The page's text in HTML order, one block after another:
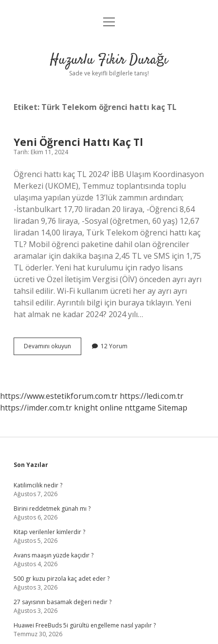
Anasayfa
Yasal Uyarı
menüyü
Huzurlu Fikir Durağı
Sade ve keyifli bilgilerle tanış!
Etiket: Türk Telekom öğrenci hattı kaç TL
Yeni Öğrenci Hattı Kaç Tl
Tarih: Ekim 11, 2024
Öğrenci hattı kaç TL 2024? İBB Ulaşım Koordinasyon
Merkezi (UKOME), Temmuz toplantısında toplu
ulaşıma yapılan yüzde 13’lük zammın ardından;
-İstanbulkart 17,70 liradan 20 liraya, -Öğrenci 8,64
liradan 9,76 liraya, -Sosyal (öğretmen, 60 yaş) 12,67
liradan 14,00 liraya, Türk Telekom öğrenci hattı kaç
TL? Mobil öğrenci paketine dahil olan öğrenciler
aramalar için dakika başına 2,45 TL ve SMS için 1,75
TL öderler. Yeni hat kurulumu için radyo lisans
ücreti ve Özel İletişim Vergisi (ÖİV) önceden ayrı ayrı
tahsil edilir. Wi-Fi kullanım ücreti her ay ayrı ayrı
tahsil edilir. Ayrıntılı bilgi için buraya tıklayın. Yeni
hat almak ne kadar 2024? 2024 yılı…
Devamını okuyun
Öğrenci
12 Yorum
https://www.estetikforum.com.tr https://ledi.com.tr
https://imder.com.tr knight online nttgame Sitemap
Sidebar
Son Yazılar
Katilimcilik nedir ?
Ağustos 7, 2026
Birini reddetmek günah mı ?
Ağustos 6, 2026
Kitap verilenler kimlerdir ?
Ağustos 5, 2026
Avans maaşın yüzde kaçıdır ?
Ağustos 4, 2026
500 gr kuzu pirzola kaç adet eder ?
Ağustos 3, 2026
27 sayısının basamak değeri nedir ?
Ağustos 3, 2026
Huawei FreeBuds 5i gürültü engelleme nasıl yapılır ?
Temmuz 30, 2026